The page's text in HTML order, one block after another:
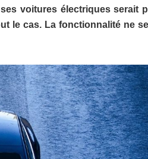
voitures électriques serait
le cas. La fonctionnalité ne